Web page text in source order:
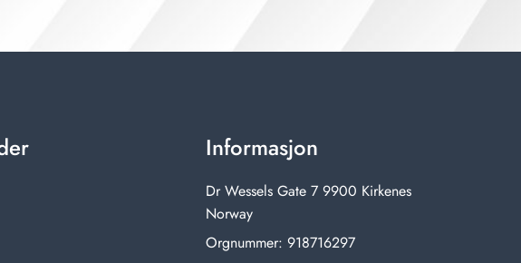
Informasjon
Dr Wessels Gate 7 9900 Kirkenes
Norway
Orgnummer: 918716297